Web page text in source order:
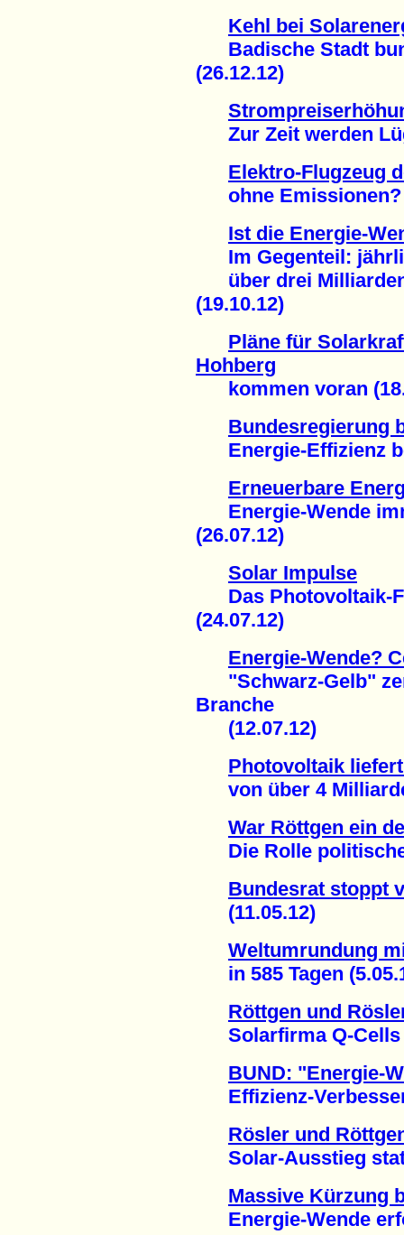
Kehl bei
Badische Stadt
(26.12.12)
Zur Zeit werden
Elektro-Flugzeug
ohne Emissionen?
Ist die Energie-
Im Gegenteil:
über drei Milliarden
(19.10.12)
Pläne für
Hohberg
kommen voran
Bundesregierung
Energie-Effizienz
Erneuerbare
Energie-Wende
(26.07.12)
Solar Impulse
Das Photovoltaik-
(24.07.12)
Energie-Wende?
"Schwarz-Gelb"
Branche
(12.07.12)
Photovoltaik
von über 4
War Röttgen ein
Die Rolle
Bundesrat stoppt
(11.05.12)
Weltumrundung
in 585 Tagen
Röttgen und
Solarfirma Q-Cells
BUND: "Energie-
Effizienz-
Rösler und
Solar-Ausstieg
Massive Kürzung
Energie-Wende